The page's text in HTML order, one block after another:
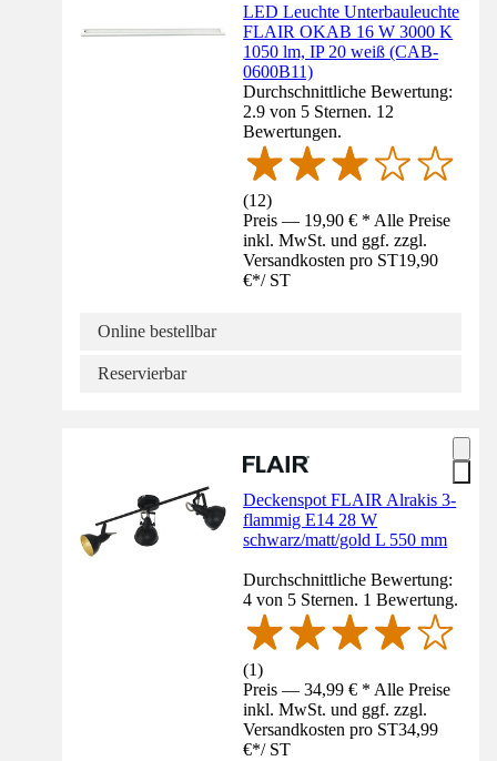
LED Leuchte Unterbauleuchte
FLAIR OKAB 16 W 3000 K
1050 lm, IP 20 weiß (CAB-
0600B11)
Durchschnittliche Bewertung:
2.9 von 5 Sternen. 12
Bewertungen.
(12)
Preis — 19,90 € * Alle Preise
inkl. MwSt. und ggf. zzgl.
Versandkosten pro ST19,90
€*/ ST
Online bestellbar
Reservierbar
Deckenspot FLAIR Alrakis 3-
flammig E14 28 W
schwarz/matt/gold L 550 mm
Durchschnittliche Bewertung:
4 von 5 Sternen. 1 Bewertung.
(1)
Preis — 34,99 € * Alle Preise
inkl. MwSt. und ggf. zzgl.
Versandkosten pro ST34,99
€*/ ST